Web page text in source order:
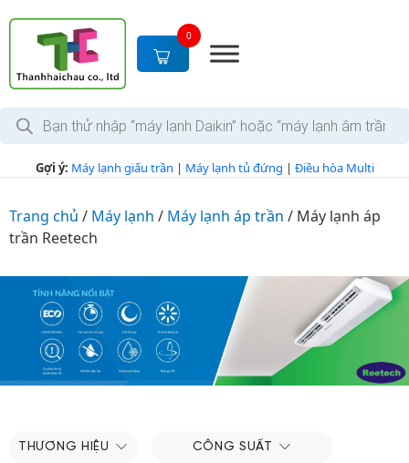
c
t
0
T
m
i
h
Gợi ý: Máy lạnh giấu trần | Máy lạnh tủ đứng | Điều hòa Multi
Trang chủ / Máy lạnh / Máy lạnh áp trần / Máy lạnh áp
trần Reetech
THƯƠNG HIỆU CÔNG SUẤT